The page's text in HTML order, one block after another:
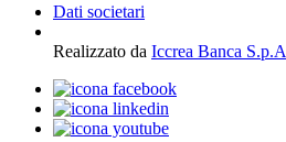
Dati societari
Realizzato da Iccrea Banca S.p.A